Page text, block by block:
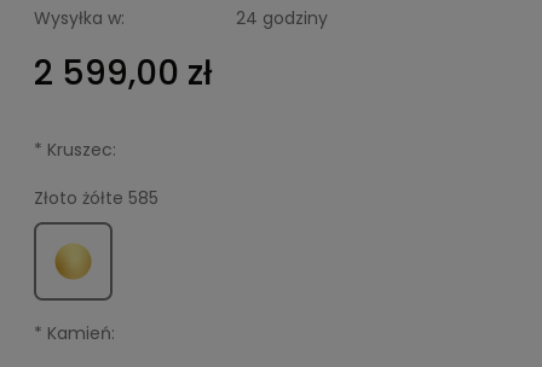
Wysyłka w:
24 godziny
2 599,00 zł
* Kruszec:
Złoto żółte 585
* Kamień: